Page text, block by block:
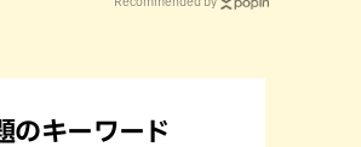
のキーワード